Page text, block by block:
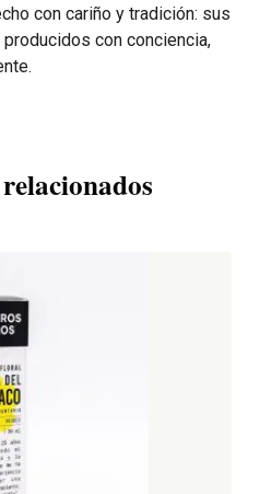
con cariño y tradición: sus
con conciencia,